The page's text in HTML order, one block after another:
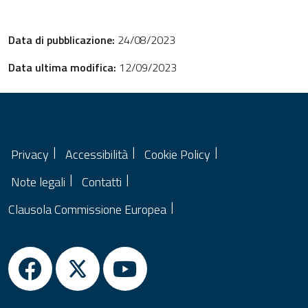
Data di pubblicazione: 24/08/2023
Data ultima modifica: 12/09/2023
Privacy Accessibilità
Cookie Policy
Note legali
Contatti
Clausola Commissione Europea